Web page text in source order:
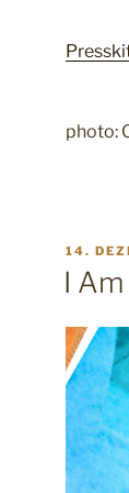
photo:
AM
14.
I